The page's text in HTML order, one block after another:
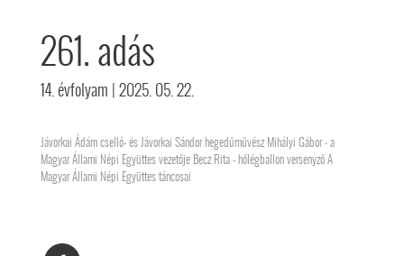
261. adás
14. évfolyam | 2025. 05. 22.
Jávorkai Ádám cselló- és Jávorkai Sándor hegedűművész Mihályi Gábor - a
Magyar Állami Népi Együttes vezetője Becz Rita - hőlégballon versenyző A
Magyar Állami Népi Együttes táncosai